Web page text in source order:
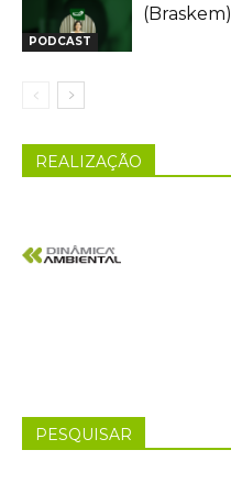
PODCAST
(Braskem)
REALIZAÇÃO
PESQUISAR